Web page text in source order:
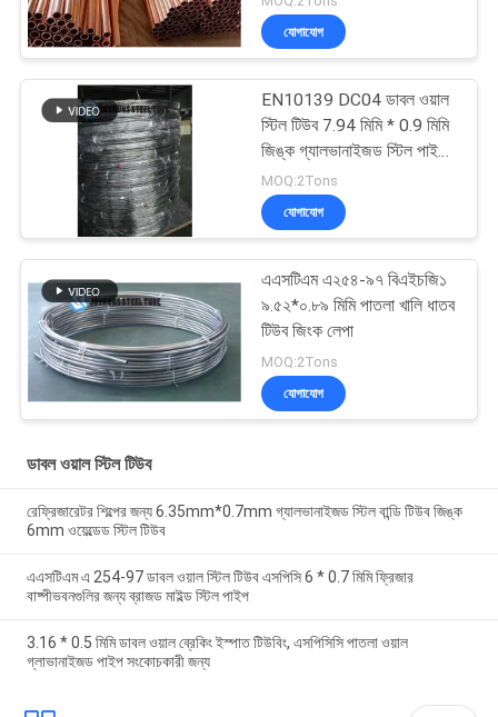
যোগাযোগ
EN10139 DC04 ডাবল ওয়াল
স্টিল টিউব 7.94 মিমি * 0.9 মিমি
জিঙ্ক গ্যালভানাইজড স্টিল পাইপ
কয়েল
MOQ:2Tons
যোগাযোগ
এএসটিএম এ২৫৪-৯৭ বিএইচজি১
৯.৫২*০.৮৯ মিমি পাতলা খালি ধাতব
টিউব জিংক লেপা
MOQ:2Tons
যোগাযোগ
ডাবল ওয়াল স্টিল টিউব
রেফ্রিজারেটর শিল্পের জন্য 6.35mm*0.7mm গ্যালভানাইজড স্টিল বান্ডি টিউব জিঙ্ক
6mm ওয়েল্ডেড স্টিল টিউব
এএসটিএম এ 254-97 ডাবল ওয়াল স্টিল টিউব এসপিসি 6 * 0.7 মিমি ফ্রিজার
বাষ্পীভবনগুলির জন্য ব্রাজড মাইল্ড স্টিল পাইপ
3.16 * 0.5 মিমি ডাবল ওয়াল ব্রেকিং ইস্পাত টিউবিং, এসপিসিসি পাতলা ওয়াল
গ্লাভানাইজড পাইপ সংকোচকারী জন্য